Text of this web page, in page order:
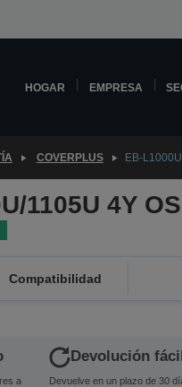
HOGAR EMPRESA
COVERPLUS EB-
1105U 4Y
Compatibilidad
a
Devolución
Devuelve en un plazo de 30